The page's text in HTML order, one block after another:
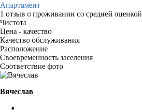
Апартамент
1 отзыв о проживании со средней оценкой
Чистота
Цена - качество
Качество обслуживания
Расположение
Своевременность заселения
Соответствие фото
Вячеслав